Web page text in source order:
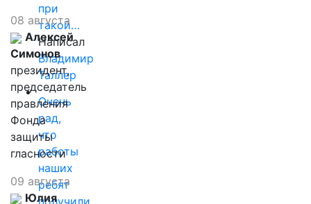
при
такой…
Написал
Владимир
Таллер
Очень
рад,
что
работы
наших
ребят
получили
08 августа
Алексей
Симонов
президент,
председатель
правления
Фонда
защиты
гласности
09 августа
Юлия